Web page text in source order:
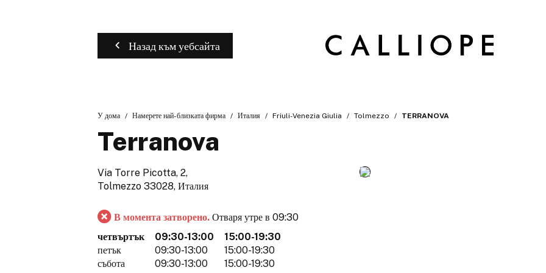
Назад към уебсайта
У дома Намерете най-близката фирма Италия Friuli-Venezia Giulia Tolmezzo TERRANOVA
Terranova
Via Torre Picotta, 2,
Tolmezzo 33028, Италия
В момента затворено. Отваря утре в 09:30
четвъртък
09:30-13:00
15:00-19:30
петък
09:30-13:00
15:00-19:30
събота
09:30-13:00
15:00-19:30